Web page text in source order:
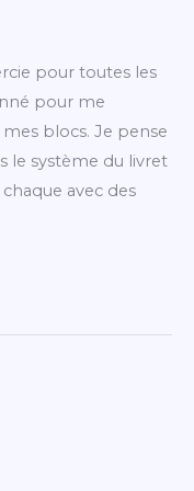
pour toutes les
pour me
blocs. Je pense
le système du livret
avec des